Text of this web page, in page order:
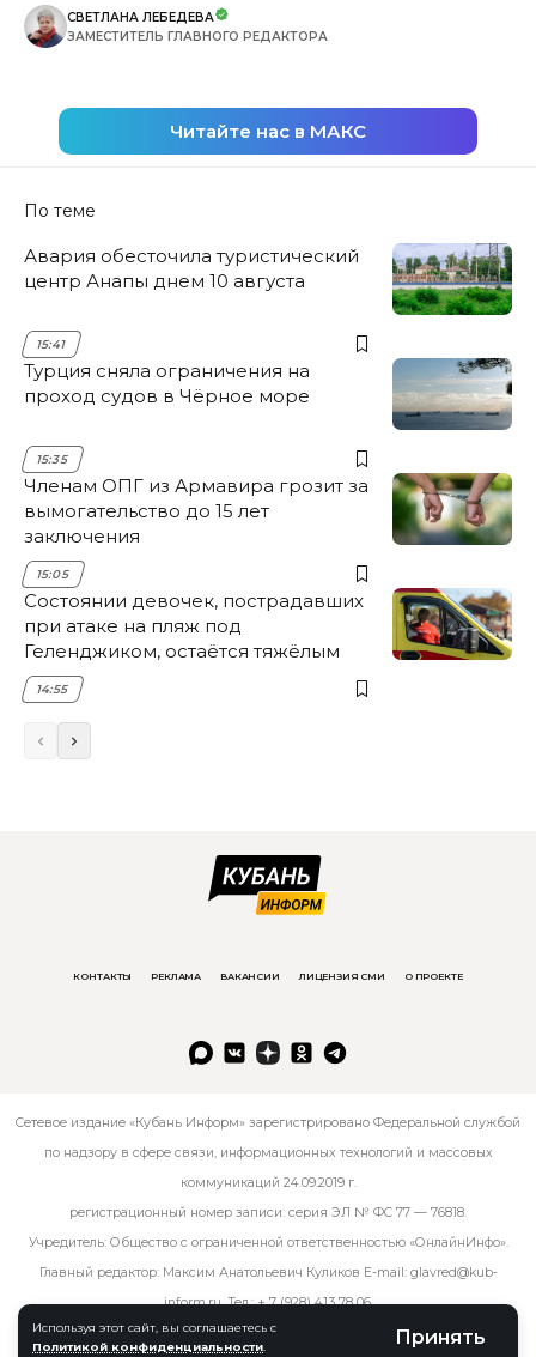
Используя этот сайт, вы соглашаетесь с
Политикой конфиденциальности
Принять
СВЕТЛАНА ЛЕБЕДЕВА
ЗАМЕСТИТЕЛЬ ГЛАВНОГО РЕДАКТОРА
Читайте нас в МАКС
По теме
Авария обесточила туристический
центр Анапы днем 10 августа
15:41
Турция сняла ограничения на
проход судов в Чёрное море
15:35
Членам ОПГ из Армавира грозит за
вымогательство до 15 лет
заключения
15:05
Состоянии девочек, пострадавших
при атаке на пляж под
Геленджиком, остаётся тяжёлым
14:55
КОНТАКТЫ РЕКЛАМА ВАКАНСИИ ЛИЦЕНЗИЯ СМИ О ПРОЕКТЕ
Сетевое издание «Кубань Информ» зарегистрировано Федеральной службой
по надзору в сфере связи, информационных технологий и массовых
коммуникаций 24.09.2019 г.
регистрационный номер записи: серия ЭЛ № ФС 77 — 76818.
Учредитель: Общество с ограниченной ответственностью «ОнлайнИнфо».
Главный редактор: Максим Анатольевич Куликов E-mail: glavred@kub-
inform.ru. Тел.:+ 7 (928) 413 78 06.